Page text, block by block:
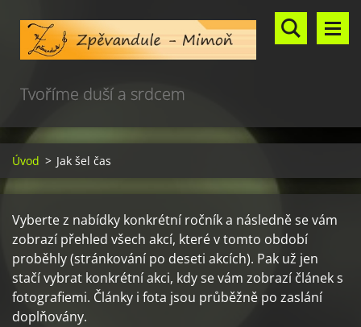
Tvoříme duší a srdcem
Úvod > Jak šel čas
Vyberte z nabídky konkrétní ročník a následně se vám
zobrazí přehled všech akcí, které v tomto období
proběhly (stránkování po deseti akcích). Pak už jen
stačí vybrat konkrétní akci, kdy se vám zobrazí článek s
fotografiemi. Články i fota jsou průběžně po zaslání
doplňovány.